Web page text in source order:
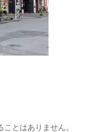
とはありません。